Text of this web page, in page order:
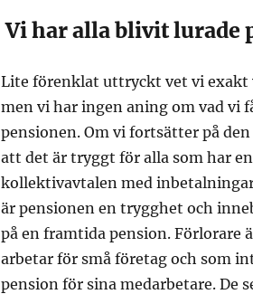
Vi har alla blivit lurade
Lite förenklat uttryckt vet vi exakt
men vi har ingen aning om vad vi
pensionen. Om vi fortsätter på
att det är tryggt för alla som har
kollektivavtalen med
är pensionen en trygghet och
på en framtida pension. Förlorare
arbetar för små företag och som
pension för sina medarbetare. De